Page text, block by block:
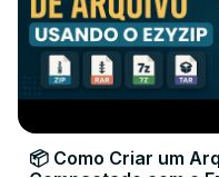
📦 Como Criar um